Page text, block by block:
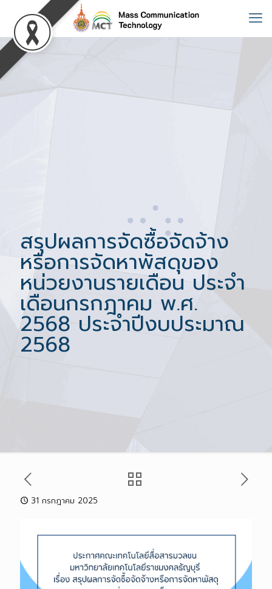
สรุปผลการจัดซื้อจัดจ้าง
หรือการจัดหาพัสดุของ
หน่วยงานรายเดือน ประจำ
เดือนกรกฎาคม พ.ศ.
2568 ประจำปีงบประมาณ
2568
31 กรกฎาคม 2025